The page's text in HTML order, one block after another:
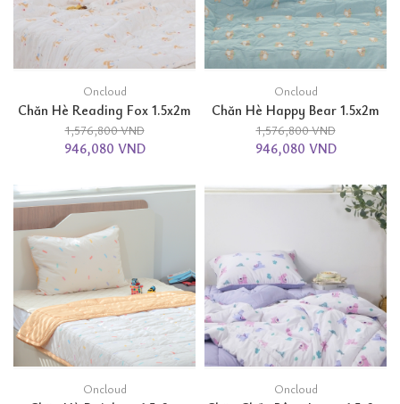
Oncloud
Chăn Hè Reading Fox 1.5x2m
1,576,800 VND
946,080 VND
Oncloud
Chăn Hè Happy Bear 1.5x2m
1,576,800 VND
946,080 VND
Oncloud Oncloud